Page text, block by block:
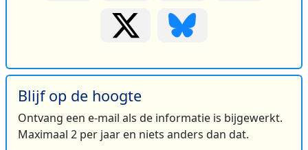
Blijf op de hoogte
Ontvang een e-mail als de informatie is bijgewerkt.
Maximaal 2 per jaar en niets anders dan dat.